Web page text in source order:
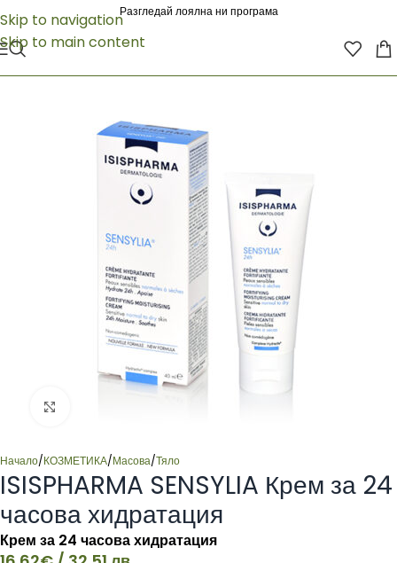
Skip to navigation
Skip to main content
Разгледай лоялна ни програма
Начало/КОЗМЕТИКА/Масова/Тяло
ISISPHARMA SENSYLIA Крем за 24
часова хидратация
Крем за 24 часова хидратация